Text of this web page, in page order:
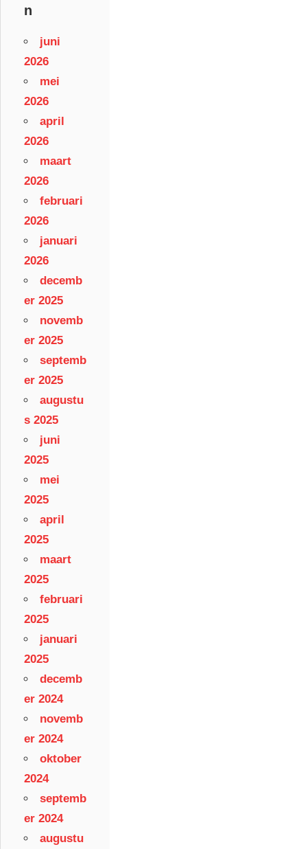
n
juni
2026
mei
2026
april
2026
maart
2026
februari
2026
januari
2026
decemb
er 2025
novemb
er 2025
septemb
er 2025
augustu
s 2025
juni
2025
mei
2025
april
2025
maart
2025
februari
2025
januari
2025
decemb
er 2024
novemb
er 2024
oktober
2024
septemb
er 2024
augustu